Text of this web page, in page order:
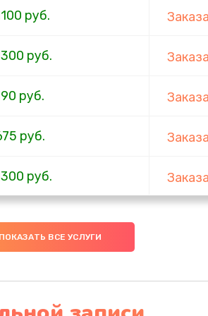
руб.
руб.
руб.
руб.
руб.
руб.
ПОКАЗАТЬ ВСЕ УСЛУГИ